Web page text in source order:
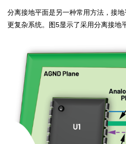
分离接地平面是另一种常用方法，接
更复杂系统。图5显示了采用分离接地